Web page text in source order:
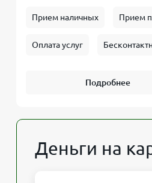
Прием наличных Прием
Оплата услуг
Подробнее
Деньги на